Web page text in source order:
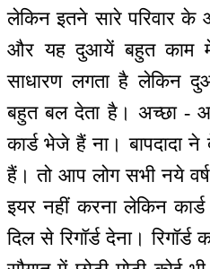
लेकिन इतने सारे परिवार
और यह दुआयें बहुत काम
साधारण लगता है लेकिन
बहुत बल देता है। अच्छा -
कार्ड भेजे हैं ना। बापदादा
हैं। तो आप लोग सभी नये वर्ष
इयर नहीं करना लेकिन
दिल से रिगॉर्ड देना।